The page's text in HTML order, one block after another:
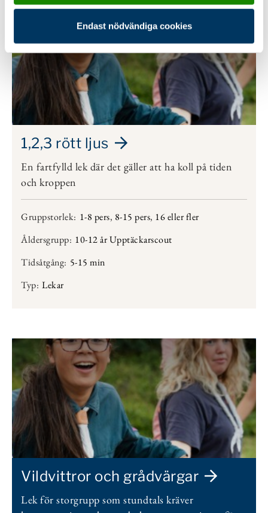
Endast nödvändiga cookies
1,2,3 rött ljus
En fartfylld lek där det gäller att ha koll på tiden
och kroppen
Gruppstorlek: 1-8 pers, 8-15 pers, 16 eller fler
Åldersgrupp: 10-12 år Upptäckarscout
Tidsåtgång: 5-15 min
Typ: Lekar
Vildvittror och grådvärgar
Lek för storgrupp som stundtals kräver